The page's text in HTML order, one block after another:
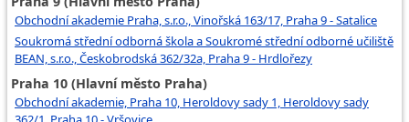
Obchodní akademie Praha, s.r.o., Vinořská 163/17, Praha 9 - Satalice
Soukromá střední odborná škola a Soukromé střední odborné učiliště
BEAN, s.r.o., Českobrodská 362/32a, Praha 9 - Hrdlořezy
Praha 10 (Hlavní město Praha)
Obchodní akademie, Praha 10, Heroldovy sady 1, Heroldovy sady